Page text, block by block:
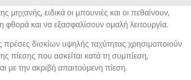
μηχανής, ειδικά οι μπουνιές και οι πεθαίνουν,
φθορά και να εξασφαλίσουν ομαλή λειτουργία.
δισκίων υψηλής ταχύτητας χρησιμοποιούν
πίεσης που ασκείται κατά τη συμπίεση,
με την ακριβή απαιτούμενη πίεση.